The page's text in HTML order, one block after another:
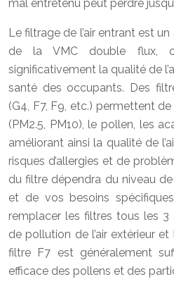
mal entretenu peut perdre
Le filtrage de l’air entrant est
de la VMC double flux,
significativement la qualité de
santé des occupants. Des
(G4, F7, F9, etc.) permettent
(PM2.5, PM10), le pollen, les
améliorant ainsi la qualité de
risques d’allergies et de
du filtre dépendra du niveau
et de vos besoins
remplacer les filtres tous les
de pollution de l’air extérieur
filtre F7 est généralement
efficace des pollens et des